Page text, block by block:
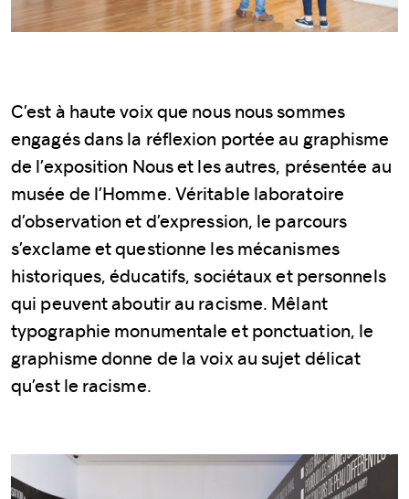
C’est à haute voix que nous nous sommes
engagés dans la réflexion portée au graphisme
de l’exposition Nous et les autres, présentée au
musée de l’Homme. Véritable laboratoire
d’observation et d’expression, le parcours
s’exclame et questionne les mécanismes
historiques, éducatifs, sociétaux et personnels
qui peuvent aboutir au racisme. Mêlant
typographie monumentale et ponctuation, le
graphisme donne de la voix au sujet délicat
qu’est le racisme.